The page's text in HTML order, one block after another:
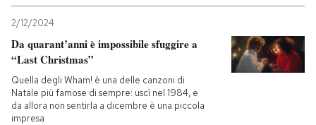
2/12/2024
Da quarant’anni è impossibile sfuggire a
“Last Christmas”
Quella degli Wham! è una delle canzoni di
Natale più famose di sempre: uscì nel 1984, e
da allora non sentirla a dicembre è una piccola
impresa